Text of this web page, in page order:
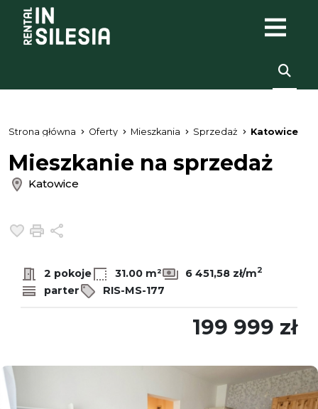
Strona główna Oferty Mieszkania Sprzedaż Katowice
Mieszkanie na sprzedaż
Katowice
Dodaj do ulubionych
Drukuj
2 pokoje 31.00 m² 6 451,58 zł/m2
parter RIS-MS-177
199 999 zł